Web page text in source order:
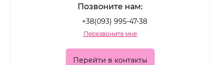
Какие лаки для ногтей
представлены в каталоге
Ассортимент позволяет подобрать покрытие для
Позвоните нам:
+38(093) 995-47-38
Перезвоните мне
Перейти в контакты